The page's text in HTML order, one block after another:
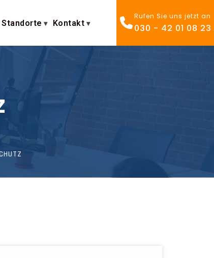
Standorte Kontakt
Rufen Sie uns jetzt an
030 - 42 01 08 23